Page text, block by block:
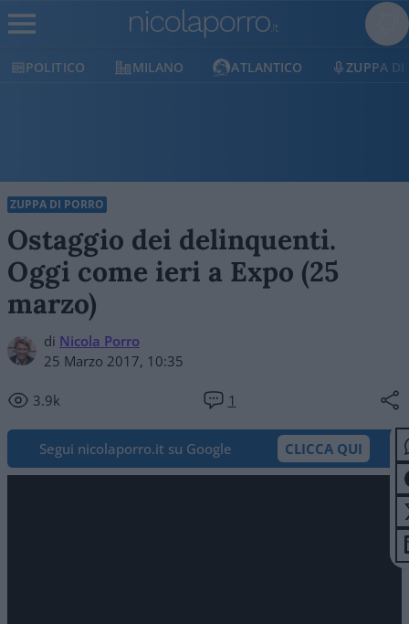
MILANO ATLANTICO ZUPPA DI PORRO
ZUPPA DI PORRO
Ostaggio dei delinquenti.
Oggi come ieri a Expo (25
marzo)
di Nicola Porro
25 Marzo 2017, 10:35
3.9k 1
Segui nicolaporro.it su Google CLICCA QUI